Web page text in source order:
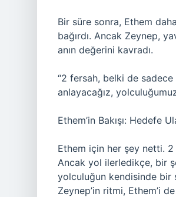
Bir süre sonra, Ethem
bağırdı. Ancak Zeynep,
anın değerini kavradı.
“2 fersah, belki de
anlayacağız,
Ethem’in Bakışı: Hedefe
Ethem için her şey netti.
Ancak yol ilerledikçe, bir
yolculuğun kendisinde bir
Zeynep’in ritmi, Ethem’i